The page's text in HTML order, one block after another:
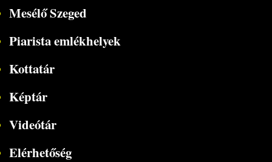
Mesélő Szeged
Piarista emlékhelyek
Kottatár
Képtár
Videótár
Elérhetőség